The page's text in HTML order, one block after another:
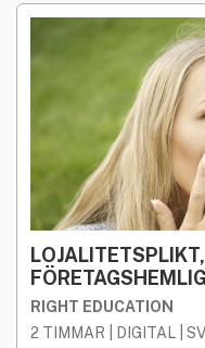
RIGHT EDUCATION
2 TIMMAR | DIGITAL |